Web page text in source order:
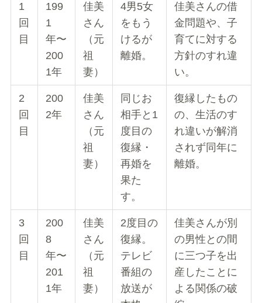
1
回
目
199
1
年〜
200
1年
佳美
さん
（元
祖
妻）
4男5女
をもう
けるが
離婚。
佳美さんの借
金問題や、子
育てに対する
方針のすれ違
い。
2
回
目
200
2年
佳美
さん
（元
祖
妻）
同じお
相手と1
度目の
復縁・
再婚を
果た
す。
復縁したもの
の、生活のす
れ違いが解消
されず同年に
離婚。
3
回
目
200
8
年〜
201
1年
佳美
さん
（元
祖
妻）
2度目の
復縁。
テレビ
番組の
放送が
佳美さんが別
の男性との間
に三つ子を出
産したことに
よる関係の破